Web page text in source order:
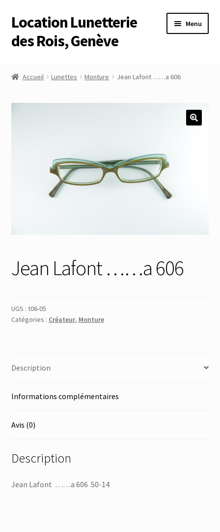
Aller
à
la
Aller
au
contenu
Location Lunetterie
des Rois, Genève
Menu
Mon Compte
Réinitialisation du mot de passe
Accueil Lunettes Monture Jean Lafont ……a 606
Jean Lafont ……a 606
UGS : t06-05
Catégories : Créateur, Monture
Description
Informations complémentaires
Avis (0)
Description
Jean Lafont ……a 606 50-14